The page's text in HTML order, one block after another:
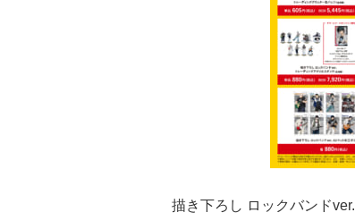
描き下ろし ロックバンド